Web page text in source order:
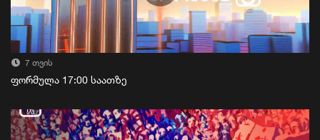
7 თვის
ფორმულა 17:00 საათზე